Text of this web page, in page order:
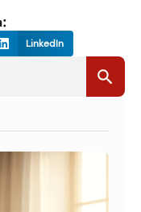
LinkedIn
Search